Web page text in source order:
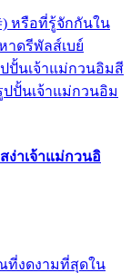
) หรือที่รู้จักกันใน
ดรีพัลส์เบย์
ปปั้นเจ้าแม่กวนอิมสี
ปปั้นเจ้าแม่กวนอิม
ง่าเจ้าแม่กวนอิ
ที่งดงามที่สุดใน